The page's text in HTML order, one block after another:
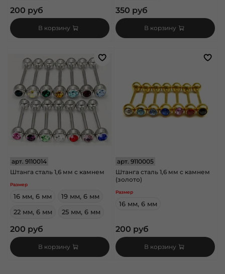
200 руб
В корзину
350 руб
В корзину
арт. 9110014
Штанга сталь 1,6 мм с камнем
Размер
16 мм, 6 мм
19 мм, 6 мм
22 мм, 6 мм
25 мм, 6 мм
200 руб
В корзину
арт.9110005
Штанга сталь 1,6 мм с камнем
(золото)
Размер
16 мм, 6 мм
200 руб
В корзину